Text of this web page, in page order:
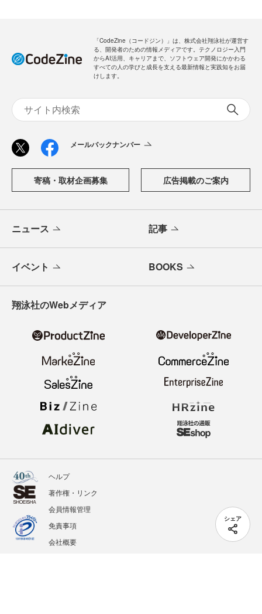
シェア
「CodeZine（コードジン）」は、株式会社翔泳社が運営す
る、開発者のための情報メディアです。テクノロジー入門
からAI活用、キャリアまで、ソフトウェア開発にかかわる
すべての人の学びと成長を支える最新情報と実践知をお届
けします。
メールバックナンバー
寄稿・取材企画募集 広告掲載のご案内
ニュース 記事
イベント BOOKS
翔泳社のWebメディア
ヘルプ
著作権・リンク
会員情報管理
免責事項
会社概要